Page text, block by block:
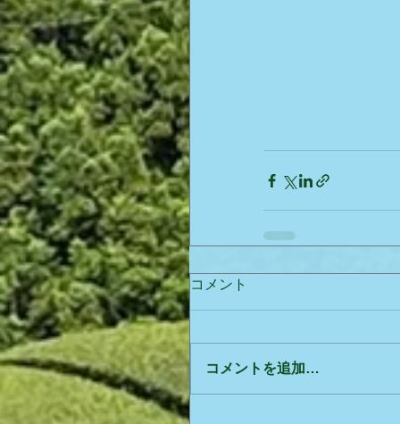
コメント
コメントを追加…